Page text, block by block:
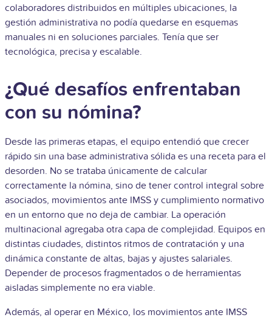
colaboradores distribuidos en múltiples ubicaciones, la
gestión administrativa no podía quedarse en esquemas
manuales ni en soluciones parciales. Tenía que ser
tecnológica, precisa y escalable.
¿Qué desafíos enfrentaban
con su nómina?
Desde las primeras etapas, el equipo entendió que crecer
rápido sin una base administrativa sólida es una receta para el
desorden. No se trataba únicamente de calcular
correctamente la nómina, sino de tener control integral sobre
asociados, movimientos ante IMSS y cumplimiento normativo
en un entorno que no deja de cambiar. La operación
multinacional agregaba otra capa de complejidad. Equipos en
distintas ciudades, distintos ritmos de contratación y una
dinámica constante de altas, bajas y ajustes salariales.
Depender de procesos fragmentados o de herramientas
aisladas simplemente no era viable.
Además, al operar en México, los movimientos ante IMSS